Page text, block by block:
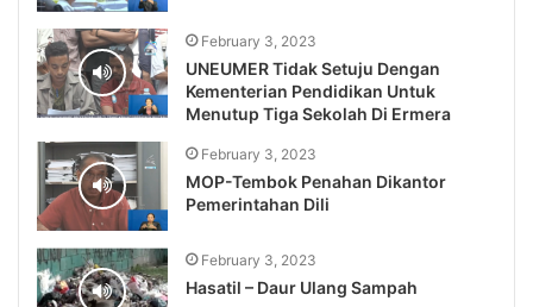
February 3, 2023
UNEUMER Tidak Setuju Dengan
Kementerian Pendidikan Untuk
Menutup Tiga Sekolah Di Ermera
February 3, 2023
MOP-Tembok Penahan Dikantor
Pemerintahan Dili
February 3, 2023
Hasatil – Daur Ulang Sampah